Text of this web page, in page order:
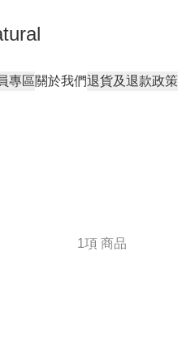
專區關於我們退貨及退款政策
1項 商品